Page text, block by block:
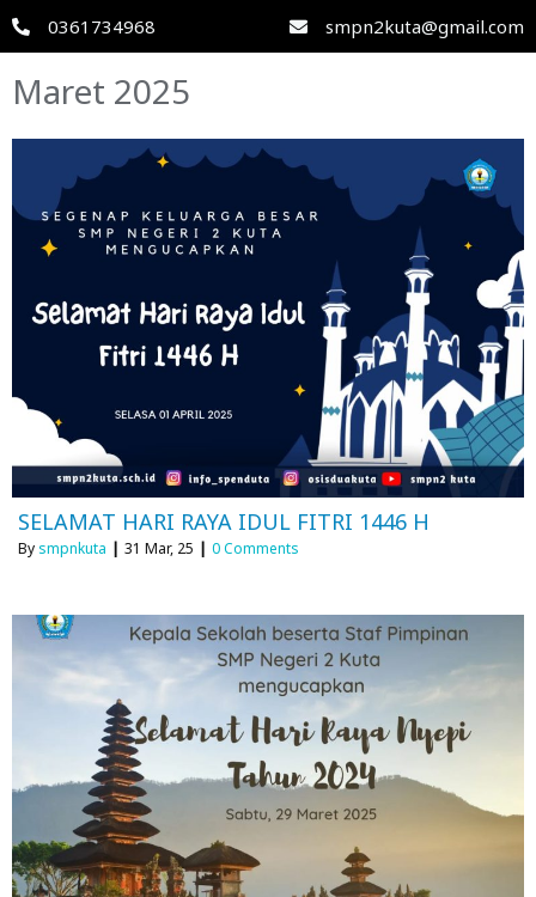
0361734968 smpn2kuta@gmail.com
Maret 2025
SELAMAT HARI RAYA IDUL FITRI 1446 H
By smpnkuta | 31 Mar, 25 | 0 Comments